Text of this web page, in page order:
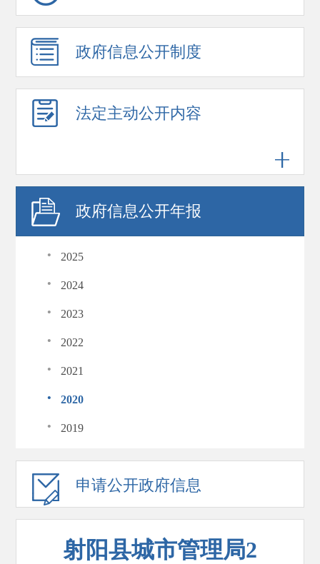
政府信息公开制度
法定主动公开内容
政府信息公开年报
· 2025
· 2024
· 2023
· 2022
· 2021
· 2020
· 2019
申请公开政府信息
射阳县城市管理局2